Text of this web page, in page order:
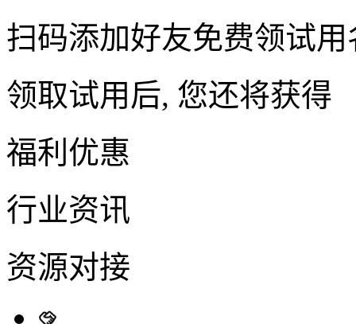
扫码添加好友免费领试用
领取试用后, 您还将获得
福利优惠
行业资讯
资源对接